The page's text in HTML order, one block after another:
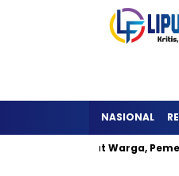
NASIONAL
Hambat Warga, Pemerintah